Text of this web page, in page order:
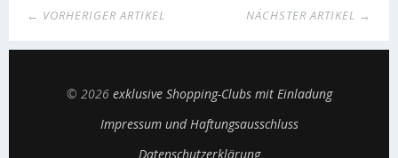
NÄCHSTER ARTIKEL →
← VORHERIGER ARTIKEL
© 2026 exklusive Shopping-Clubs mit Einladung
Impressum und Haftungsausschluss
Datenschutzerklärung